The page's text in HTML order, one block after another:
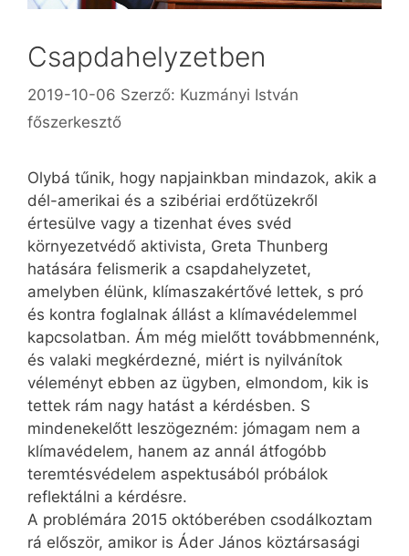
Csapdahelyzetben
2019-10-06 Szerző: Kuzmányi István
főszerkesztő
Olybá tűnik, hogy napjainkban mindazok, akik a
dél-amerikai és a szibériai erdőtüzekről
értesülve vagy a tizenhat éves svéd
környezetvédő aktivista, Greta Thunberg
hatására felismerik a csapdahelyzetet,
amelyben élünk, klímaszakértővé lettek, s pró
és kontra foglalnak állást a klímavédelemmel
kapcsolatban. Ám még mielőtt továbbmennénk,
és valaki megkérdezné, miért is nyilvánítok
véleményt ebben az ügyben, elmondom, kik is
tettek rám nagy hatást a kérdésben. S
mindenekelőtt leszögezném: jómagam nem a
klímavédelem, hanem az annál átfogóbb
teremtésvédelem aspektusából próbálok
reflektálni a kérdésre.
A problémára 2015 októberében csodálkoztam
rá először, amikor is Áder János köztársasági